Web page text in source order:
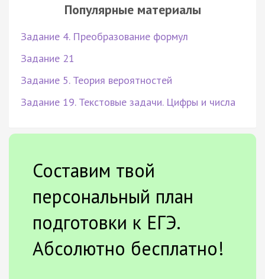
Популярные материалы
Задание 4. Преобразование формул
Задание 21
Задание 5. Теория вероятностей
Задание 19. Текстовые задачи. Цифры и числа
Составим твой
персональный план
подготовки к ЕГЭ.
Абсолютно бесплатно!